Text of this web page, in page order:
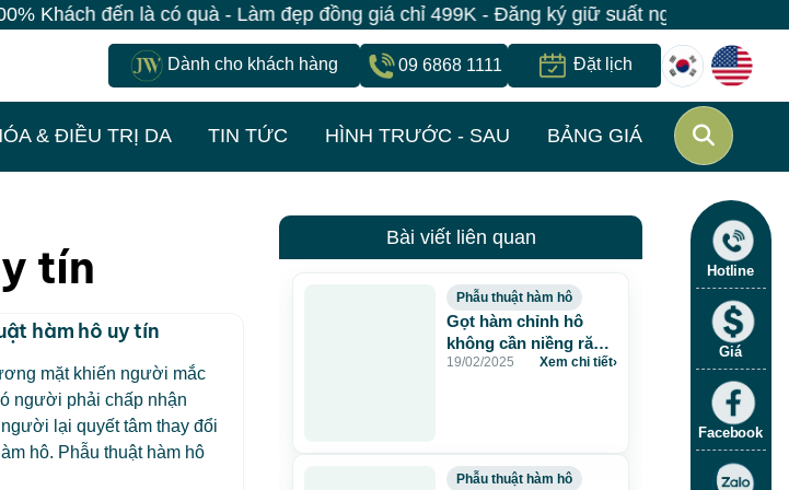
đến là có quà - Làm đẹp đồng giá chỉ 499K - Đăng ký giữ suất ngay | Bệnh viện
Dành cho khách hàng 09 6868 1111 Đặt lịch
& ĐIỀU TRỊ DA TIN TỨC HÌNH TRƯỚC - SAU BẢNG GIÁ
tín
hàm hô uy tín
mặt khiến người mắc
người phải chấp nhận
lại quyết tâm thay đổi
hô. Phẫu thuật hàm hô
Bài viết liên quan
Phẫu thuật hàm hô
Gọt hàm chỉnh hô
không cần niềng răng
– Duy nhất 1 lần hiệu
19/02/2025 Xem chi tiết›
Phẫu thuật hàm hô
Hotline
Giá
Facebook